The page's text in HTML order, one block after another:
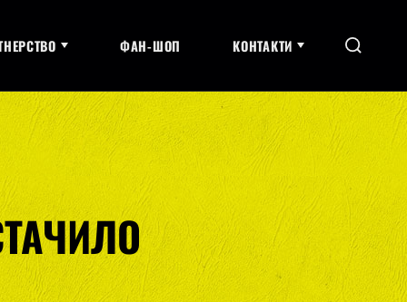
ФАН-ШОП КОНТАКТИ